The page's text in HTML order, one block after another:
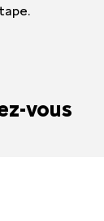
vous